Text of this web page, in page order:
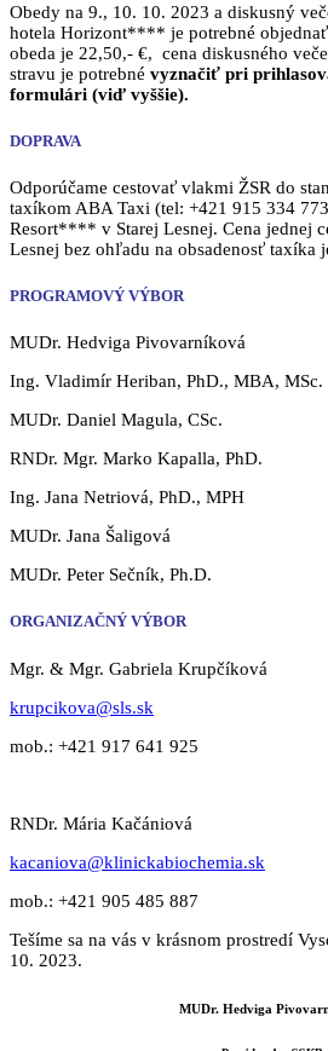
Obedy na 9., 10. 10. 2023 a diskusný
hotela Horizont**** je potrebné
obeda je 22,50,- €, cena diskusného
stravu je potrebné vyznačiť pri
formulári (viď vyššie).
DOPRAVA
Odporúčame cestovať vlakmi ŽSR do
taxíkom ABA Taxi (tel: +421 915 334
Resort**** v Starej Lesnej. Cena jednej
Lesnej bez ohľadu na obsadenosť taxíka
PROGRAMOVÝ VÝBOR
MUDr. Hedviga Pivovarníková
Ing. Vladimír Heriban, PhD., MBA, MSc.
MUDr. Daniel Magula, CSc.
RNDr. Mgr. Marko Kapalla, PhD.
Ing. Jana Netriová, PhD., MPH
MUDr. Jana Šaligová
MUDr. Peter Sečník, Ph.D.
ORGANIZAČNÝ VÝBOR
Mgr. & Mgr. Gabriela Krupčíková
krupcikova@sls.sk
mob.: +421 917 641 925
RNDr. Mária Kačániová
kacaniova@klinickabiochemia.sk
mob.: +421 905 485 887
Tešíme sa na vás v krásnom prostredí
10. 2023.
MUDr. Hedviga